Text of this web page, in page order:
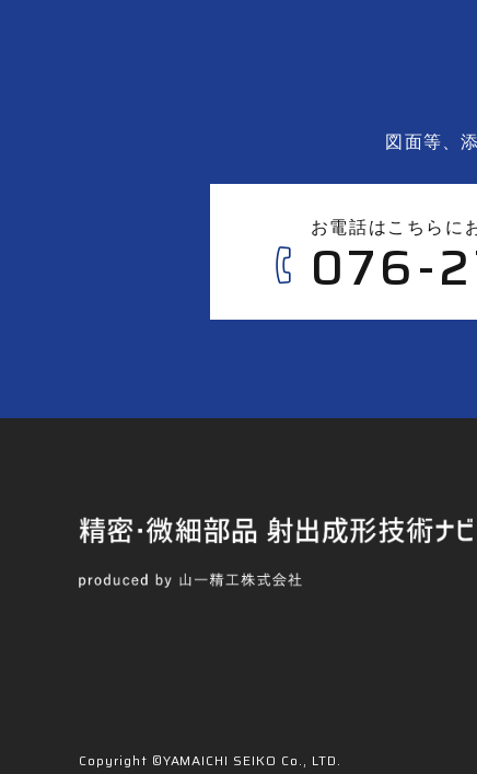
図面等、
お電話はこちらに
076-
Copyright ©YAMAICHI SEIKO Co., LTD.